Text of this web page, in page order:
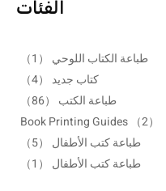
الفئات
طباعة الكتاب اللوحي （1）
كتاب جديد （4）
طباعة الكتب （86）
Book Printing Guides （2）
طباعة كتب الأطفال （5）
طباعة كتب الأطفال （1）